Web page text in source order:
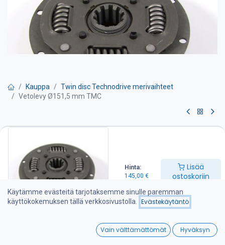
Hinta:
145,00 €
Lisää
ostoskoriin
Wishlist
Kauppa
Twin disc Technodrive merivaihteet
Vetolevy Ø151,5 mm TMC
Vetolevy Ø151,5 mm TMC
TWIN DISC Technodrive merivaihteet valmistetaan amerikkalaisen
Twin Disc Technodrive S.R.L. tehtaalla Italiassa. Tehdas on
erikoistunut mekaanisten ja hydraulisten merivaihteiden lisäksi
erilaisiin teollisuuskytkimiin ja vaihteisiin joita tehdas toimittaa
moniin Euroopan ja Amerikan maihin. Lisää tietoa tehtaasta
www.technodrive.it.
Käytämme evästeitä tarjotaksemme sinulle paremman
käyttökokemuksen tällä verkkosivustolla.
Evästekäytäntö
Vain välttämättömät Hyväksyn